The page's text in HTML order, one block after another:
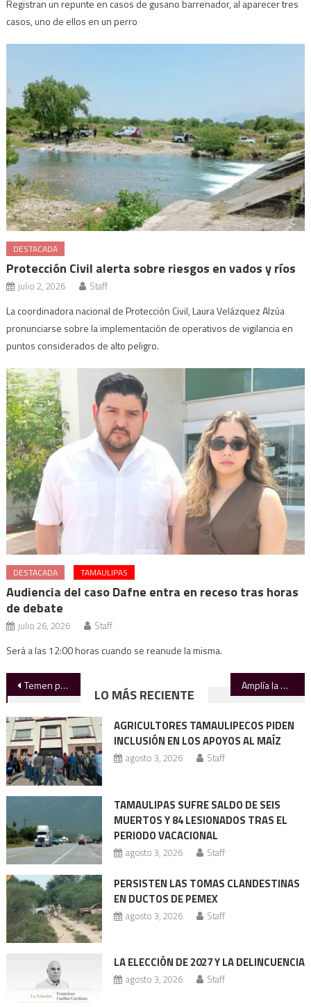
Registran un repunte en casos de gusano barrenador, al aparecer tres
casos, uno de ellos en un perro
DESTACADA
Protección Civil alerta sobre riesgos en vados y ríos
julio 2, 2026 Staff
La coordinadora nacional de Protección Civil, Laura Velázquez Alzúa
pronunciarse sobre la implementación de operativos de vigilancia en
puntos considerados de alto peligro.
DESTACADA TAMAULIPAS
Audiencia del caso Dafne entra en receso tras horas
de debate
julio 26, 2026 Staff
Será a las 12:00 horas cuando se reanude la misma.
Navegación
de
entradas
Temen propagación de GBG en la zona fronteriza Amplía la UAT su oferta educativa a varios municipios
LO MÁS RECIENTE
AGRICULTORES TAMAULIPECOS PIDEN
INCLUSIÓN EN LOS APOYOS AL MAÍZ
agosto 3, 2026 Staff
TAMAULIPAS SUFRE SALDO DE SEIS
MUERTOS Y 84 LESIONADOS TRAS EL
PERIODO VACACIONAL
agosto 3, 2026 Staff
PERSISTEN LAS TOMAS CLANDESTINAS
EN DUCTOS DE PEMEX
agosto 3, 2026 Staff
LA ELECCIÓN DE 2027 Y LA DELINCUENCIA
agosto 3, 2026 Staff